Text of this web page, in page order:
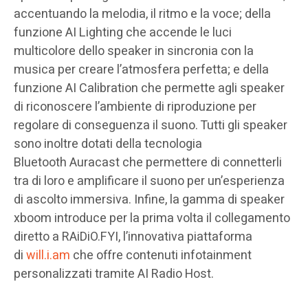
accentuando la melodia, il ritmo e la voce; della
funzione AI Lighting che accende le luci
multicolore dello speaker in sincronia con la
musica per creare l’atmosfera perfetta; e della
funzione AI Calibration che permette agli speaker
di riconoscere l’ambiente di riproduzione per
regolare di conseguenza il suono. Tutti gli speaker
sono inoltre dotati della tecnologia
Bluetooth Auracast che permettere di connetterli
tra di loro e amplificare il suono per un’esperienza
di ascolto immersiva. Infine, la gamma di speaker
xboom introduce per la prima volta il collegamento
diretto a RAiDiO.FYI, l’innovativa piattaforma
diwill.i.am che offre contenuti infotainment
personalizzati tramite AI Radio Host.